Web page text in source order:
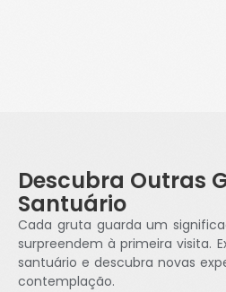
Descubra Outras
Santuário
Cada gruta guarda um
surpreendem à primeira visita.
santuário e descubra novas
contemplação.